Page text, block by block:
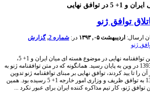
توافق نهایی
توافق ژنو
ارسال: اردیبهشت ۰۵, ۱۳۹۳ در: شماره 2 ,گزارش
مذاکرات مقدماتی برای تدوین توافقنامه نهایی در موضوع هسته ای میان ایران و 1+ 5،
چهارشنبه 20 فروردین ماه 1393 در وین به پایان رسید. همانگونه که در متن توافقنامه ژنو به
تا یید کردند، توافق نهایی بر مبنای توافقنامه ژنو تدوین
می شود که سوم آذرماه 1392 به توافق ظریف و وزاری امور خارجه 1+ 5 رسیده بود. همین
ژنو، کار تیم مذاکره کننده ایران برای عبور نکرد ...